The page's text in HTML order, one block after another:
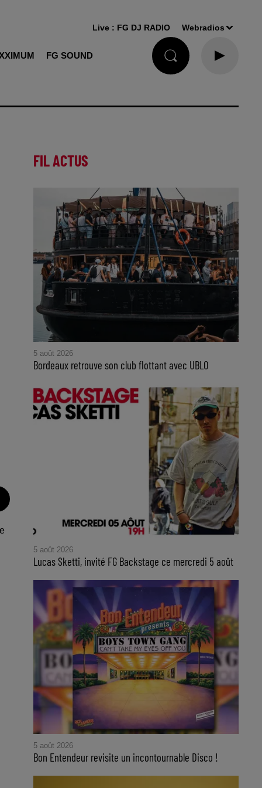
FG SOUND
Live : FG DJ RADIO Webradios
FIL ACTUS
5 août 2026
Bordeaux retrouve son club flottant avec UBLO
5 août 2026
Lucas Sketti, invité FG Backstage ce mercredi 5 août
5 août 2026
Bon Entendeur revisite un incontournable Disco !